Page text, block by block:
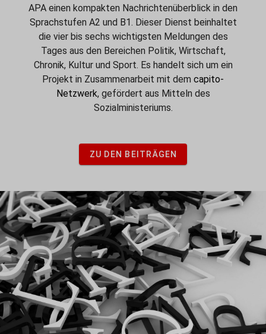
APA einen kompakten Nachrichtenüberblick in den
Sprachstufen A2 und B1. Dieser Dienst beinhaltet
die vier bis sechs wichtigsten Meldungen des
Tages aus den Bereichen Politik, Wirtschaft,
Chronik, Kultur und Sport. Es handelt sich um ein
Projekt in Zusammenarbeit mit dem capito-
Netzwerk, gefördert aus Mitteln des
Sozialministeriums.
ZU DEN BEITRÄGEN